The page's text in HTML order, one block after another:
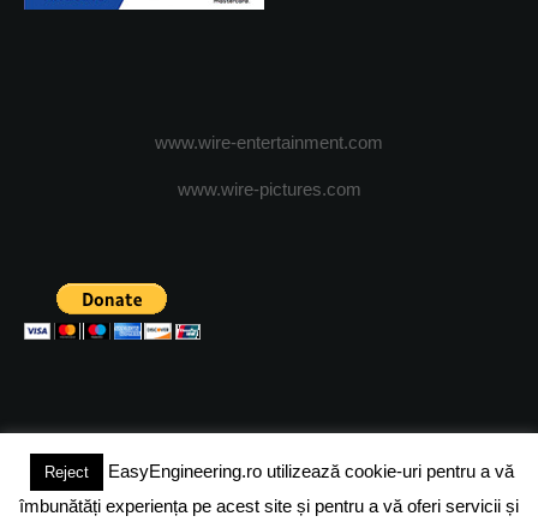
www.wire-entertainment.com
www.wire-pictures.com
(c) 2024 - FineEngineeringMagazine. All rights reserved.
Reject
EasyEngineering.ro utilizează cookie-uri pentru a vă
îmbunătăți experiența pe acest site și pentru a vă oferi servicii și